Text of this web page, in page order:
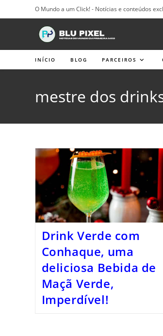
para
O Mundo a um Click! - Notícias e conteúdos
INÍCIO BLOG PARCEIROS
mestre dos
Drink Verde com
Conhaque, uma
deliciosa Bebida de
Maçã Verde,
Imperdível!